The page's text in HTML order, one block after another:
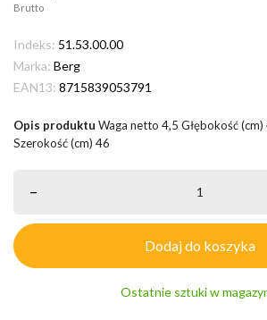
Brutto
Indeks: 51.53.00.00
Marka: Berg
EAN13: 8715839053791
Opis produktu Waga netto 4,5 Głębokość
Szerokość (cm) 46
–
Dodaj do koszyka
Ostatnie sztuki w